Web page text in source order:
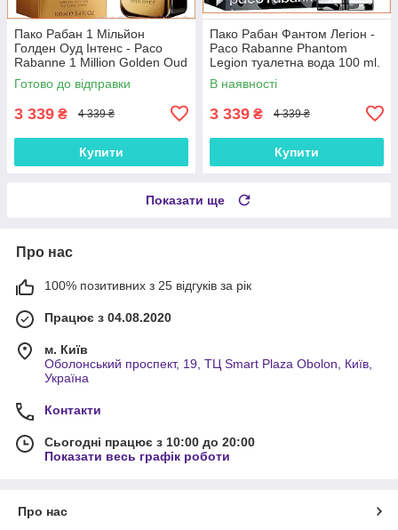
Пако Рабан 1 Мільйон
Голден Оуд Інтенс - Paco
Rabanne 1 Million Golden Oud
Intense парфумована вода
100 ml
Готово до відправки
3 339 ₴ 4 339 ₴
Купити
Пако Рабан Фантом Легіон -
Paco Rabanne Phantom
Legion туалетна вода 100 ml.
В наявності
3 339 ₴ 4 339 ₴
Купити
Показати ще
Про нас
100% позитивних з 25 відгуків за рік
Працює з 04.08.2020
м. Київ
Оболонський проспект, 19, ТЦ Smart Plaza Obolon, Київ,
Україна
Контакти
Сьогодні працює з 10:00 до 20:00
Показати весь графік роботи
Про нас